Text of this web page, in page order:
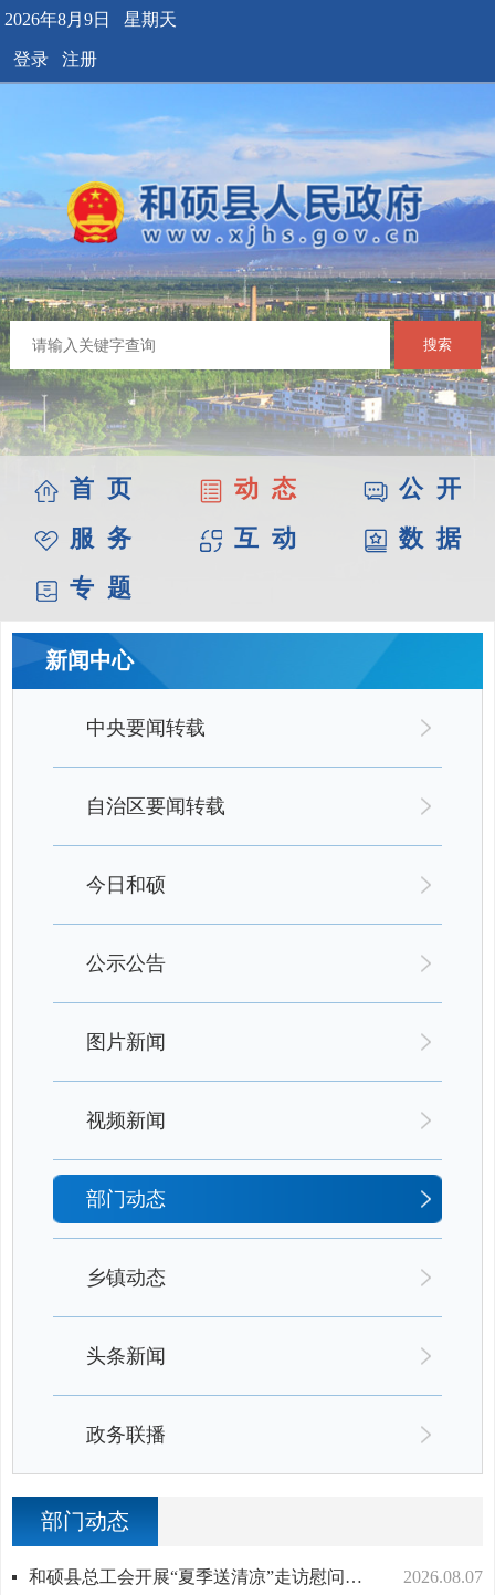
2026年8月9日 星期天
登录 注册
搜索
首 页 动 态
公 开
服 务
互 动
数 据
专 题
新闻中心
中央要闻转载
自治区要闻转载
今日和硕
公示公告
图片新闻
视频新闻
部门动态
乡镇动态
头条新闻
政务联播
部门动态
2026.08.07
和硕县总工会开展“夏季送清凉”走访慰问活动